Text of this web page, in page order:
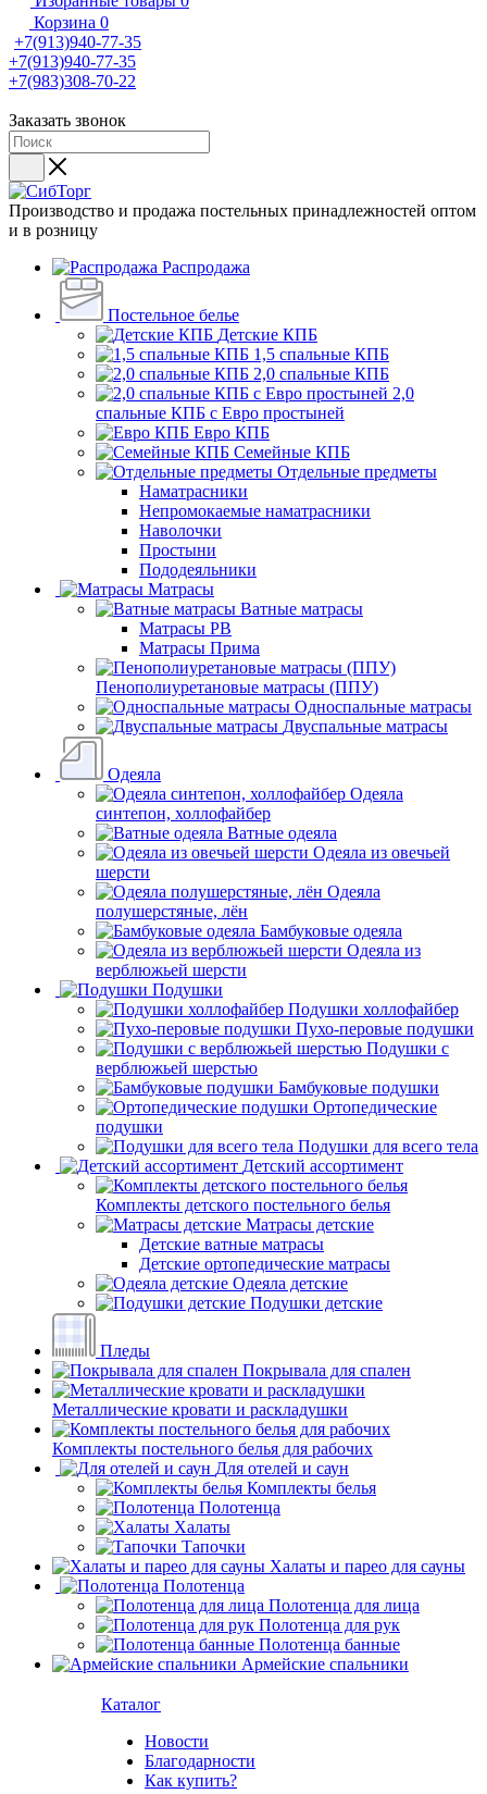
Корзина 0
+7(913)940-77-35
+7(913)940-77-35
+7(983)308-70-22
Заказать звонок
Производство и продажа постельных принадлежностей оптом
и в розницу
Распродажа
Постельное белье
Детские КПБ
1,5 спальные КПБ
2,0 спальные КПБ
2,0
спальные КПБ с Евро простыней
Евро КПБ
Семейные КПБ
Отдельные предметы
Наматрасники
Непромокаемые наматрасники
Наволочки
Простыни
Пододеяльники
Матрасы
Ватные матрасы
Матрасы РВ
Матрасы Прима
Пенополиуретановые матрасы (ППУ)
Односпальные матрасы
Двуспальные матрасы
Одеяла
Одеяла
синтепон, холлофайбер
Ватные одеяла
Одеяла из овечьей
шерсти
Одеяла
полушерстяные, лён
Бамбуковые одеяла
Одеяла из
верблюжьей шерсти
Подушки
Подушки холлофайбер
Пухо-перовые подушки
Подушки с
верблюжьей шерстью
Бамбуковые подушки
Ортопедические
подушки
Подушки для всего тела
Детский ассортимент
Комплекты детского постельного белья
Матрасы детские
Детские ватные матрасы
Детские ортопедические матрасы
Одеяла детские
Подушки детские
Пледы
Покрывала для спален
Металлические кровати и раскладушки
Комплекты постельного белья для рабочих
Для отелей и саун
Комплекты белья
Полотенца
Халаты
Тапочки
Халаты и парео для сауны
Полотенца
Полотенца для лица
Полотенца для рук
Полотенца банные
Армейские спальники
Каталог
Новости
Благодарности
Как купить?